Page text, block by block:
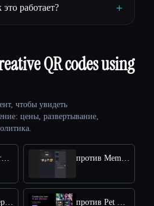
это работает? +
QR codes using
чтобы увидеть
цены, развертывание,